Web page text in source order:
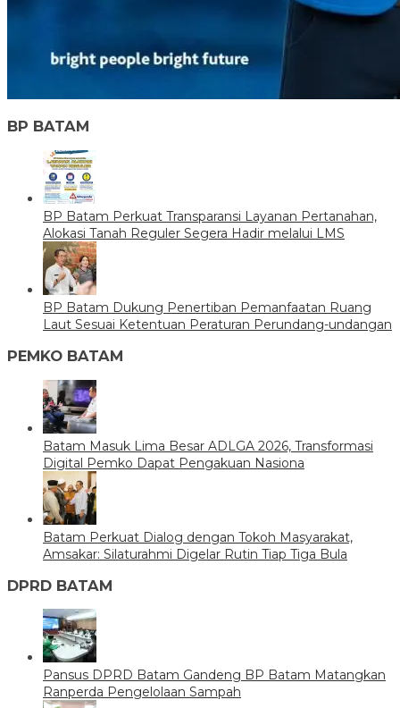
BP BATAM
BP Batam Perkuat Transparansi Layanan Pertanahan,
Alokasi Tanah Reguler Segera Hadir melalui LMS
BP Batam Dukung Penertiban Pemanfaatan Ruang
Laut Sesuai Ketentuan Peraturan Perundang-undangan
PEMKO BATAM
Batam Masuk Lima Besar ADLGA 2026, Transformasi
Digital Pemko Dapat Pengakuan Nasiona
Batam Perkuat Dialog dengan Tokoh Masyarakat,
Amsakar: Silaturahmi Digelar Rutin Tiap Tiga Bula
DPRD BATAM
Pansus DPRD Batam Gandeng BP Batam Matangkan
Ranperda Pengelolaan Sampah